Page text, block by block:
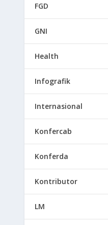
FGD
GNI
Health
Infografik
Internasional
Konfercab
Konferda
Kontributor
LM